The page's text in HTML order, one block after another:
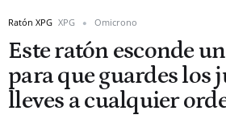
Ratón XPG XPG Omicrono
Este ratón esconde un
para que guardes los
lleves a cualquier